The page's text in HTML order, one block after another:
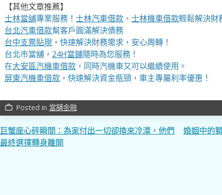
【其他文章推薦】
士林當舖專業服務！ 士林汽車借款、 士林機車借款輕鬆解決財
台北汽車借款幫客戶圓滿解決債務
台中支票貼現，快速解決財務需求，安心周轉！
台北市當舖， 24H當鋪隨時為您服務！
在大安區汽機車借款，同時汽機車又可以繼續使用。
屏東汽機車借款，快速解決資金瓶頸，車主專屬利率優惠！
work_outline Posted in 當舖金融
文
章
巨蟹座心碎瞬間：為家付出一切卻換來冷漠，他們
最終選擇轉身離開
婚姻中的